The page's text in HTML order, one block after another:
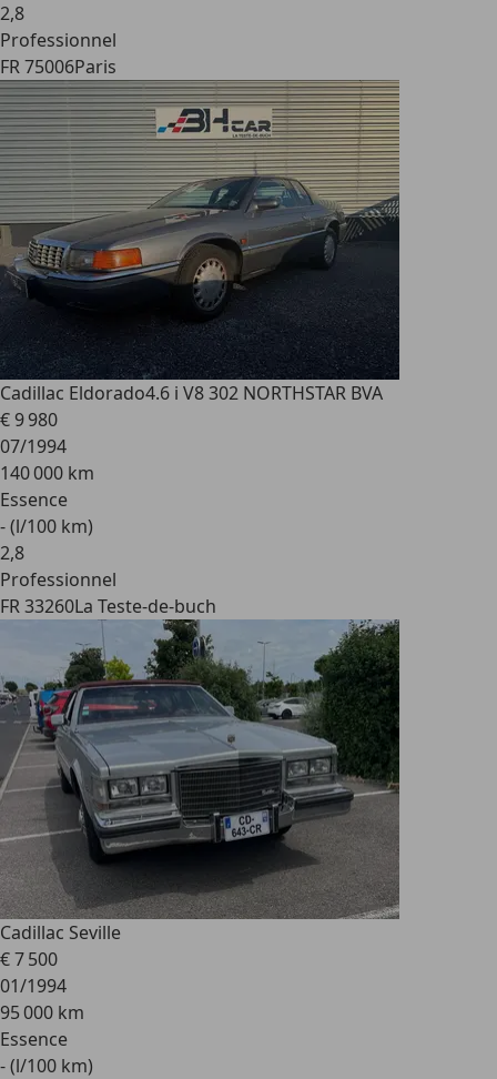
2,8
Professionnel
FR 75006Paris
Cadillac Eldorado4.6 i V8 302 NORTHSTAR BVA
€ 9 980
07/1994
140 000 km
Essence
- (l/100 km)
2,8
Professionnel
FR 33260La Teste-de-buch
Cadillac Seville
€ 7 500
01/1994
95 000 km
Essence
- (l/100 km)